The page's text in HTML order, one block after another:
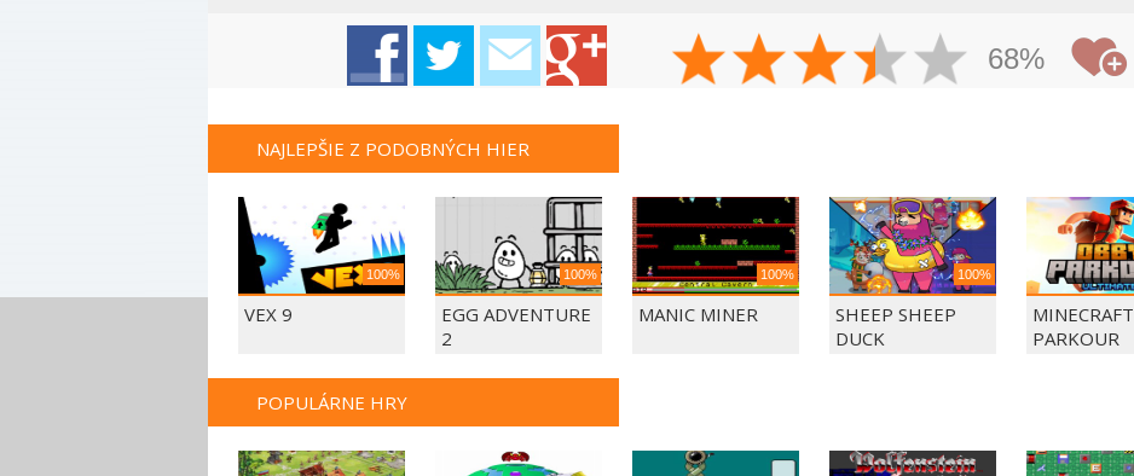
68%
NAJLEPŠIE Z PODOBNÝCH HIER
100%
VEX 9
100%
EGG ADVENTURE
2
100%
MANIC MINER
100%
SHEEP SHEEP
DUCK
MINECRAFT
PARKOUR
POPULÁRNE HRY